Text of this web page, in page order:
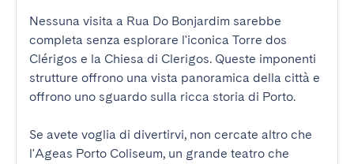
Nessuna visita a Rua Do Bonjardim sarebbe
completa senza esplorare l'iconica Torre dos
Clérigos e la Chiesa di Clerigos. Queste imponenti
strutture offrono una vista panoramica della città e
offrono uno sguardo sulla ricca storia di Porto.
Se avete voglia di divertirvi, non cercate altro che
l'Ageas Porto Coliseum, un grande teatro che